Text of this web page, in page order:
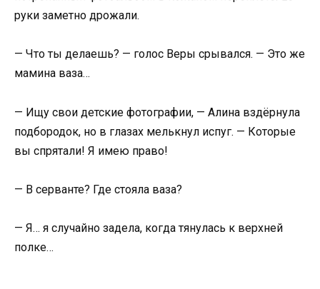
руки заметно дрожали.
— Что ты делаешь? — голос Веры срывался. — Это же
мамина ваза…
— Ищу свои детские фотографии, — Алина вздёрнула
подбородок, но в глазах мелькнул испуг. — Которые
вы спрятали! Я имею право!
— В серванте? Где стояла ваза?
— Я… я случайно задела, когда тянулась к верхней
полке…